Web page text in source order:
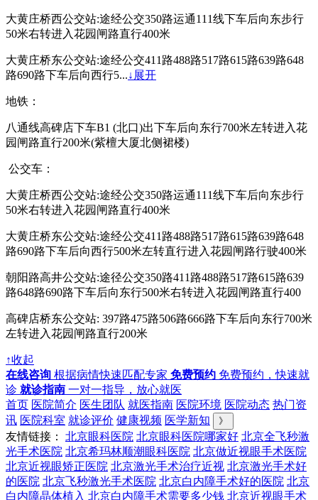
大黄庄桥西公交站:途经公交350路运通111线下车后向东步行
50米右转进入花园闸路直行400米
大黄庄桥东公交站:途经公交411路488路517路615路639路648
路690路下车后向西行5...↓展开
地铁：
八通线高碑店下车B1 (北口)出下车后向东行700米左转进入花
园闸路直行200米(紫檀大厦北侧裙楼)
公交车：
大黄庄桥西公交站:途经公交350路运通111线下车后向东步行
50米右转进入花园闸路直行400米
大黄庄桥东公交站:途经公交411路488路517路615路639路648
路690路下车后向西行500米左转直行进入花园闸路行驶400米
朝阳路高井公交站:途径公交350路411路488路517路615路639
路648路690路下车后向东行500米右转进入花园闸路直行400
高碑店桥东公交站: 397路475路506路666路下车后向东行700米
左转进入花园闸路直行200米
↑收起
在线咨询 根据病情快速匹配专家 免费预约 免费预约，快速就
诊 就诊指南 一对一指导，放心就医
首页 医院简介 医生团队 就医指南 医院环境 医院动态 热门资
讯 医院科室 就诊评价 健康视频 医学新知 》
友情链接： 北京眼科医院 北京眼科医院哪家好 北京全飞秒激
光手术医院 北京希玛林顺潮眼科医院 北京做近视眼手术医院
北京近视眼矫正医院 北京激光手术治疗近视 北京激光手术好
的医院 北京飞秒激光手术医院 北京白内障手术好的医院 北京
白内障晶体植入 北京白内障手术需要多少钱 北京近视眼手术